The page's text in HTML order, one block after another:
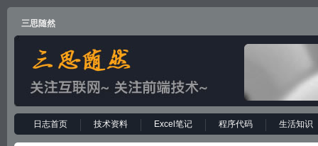
三思随然
日志首页 技术资料 Excel笔记 程序代码 生活知识